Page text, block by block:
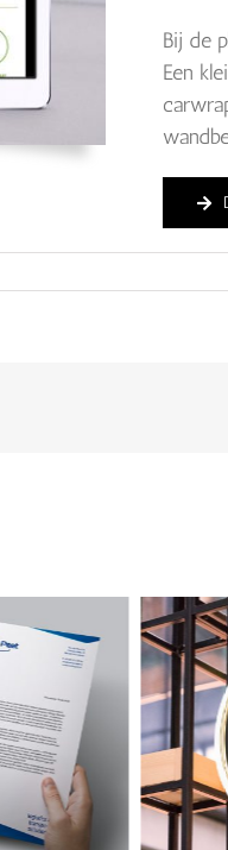
Bij de
Een